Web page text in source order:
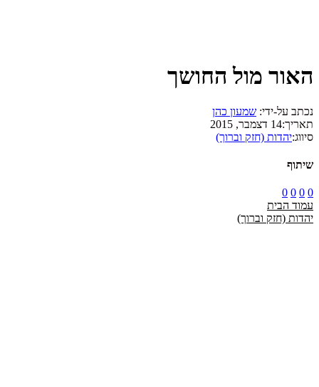
האור מול החושך
נכתב על-ידי: שמעון כהן
תאריך:14 דצמבר, 2015
סיווג:יהדות (חזק וברוך)
שיתוף
0
0
0
0
עמוד הבית
יהדות (חזק וברוך)